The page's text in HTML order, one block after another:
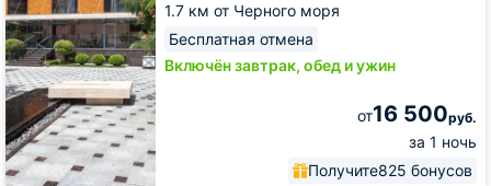
1.7 км от Черного моря
Бесплатная отмена
Включён завтрак, обед и ужин
от16 500руб.
за 1 ночь
Получите825 бонусов